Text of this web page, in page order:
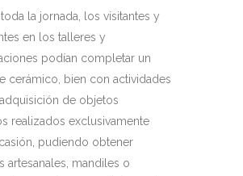
toda la jornada, los visitantes y
en los talleres y
podían completar un
cerámico, bien con actividades
de objetos
realizados exclusivamente
pudiendo obtener
artesanales, mandiles o